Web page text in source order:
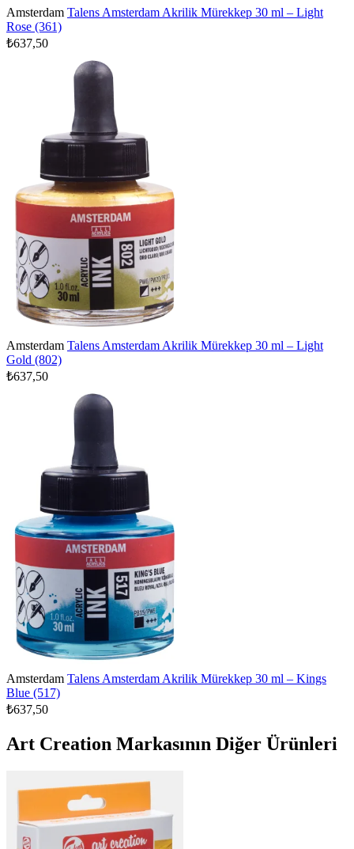
Amsterdam Talens Amsterdam Akrilik Mürekkep 30 ml – Light
Rose (361)
₺637,50
Amsterdam Talens Amsterdam Akrilik Mürekkep 30 ml – Light
Gold (802)
₺637,50
Amsterdam Talens Amsterdam Akrilik Mürekkep 30 ml – Kings
Blue (517)
₺637,50
Art Creation Markasının Diğer Ürünleri